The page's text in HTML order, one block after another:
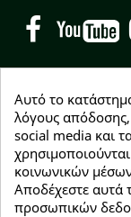
Facebook
NEWSLETTER
Εγγραφείτε
λάβετε τα νέα
και νέα
Αυτό το
λόγους
social media και
κοινωνικών μέσων
Αποδέχεστε αυτά
προσωπικών